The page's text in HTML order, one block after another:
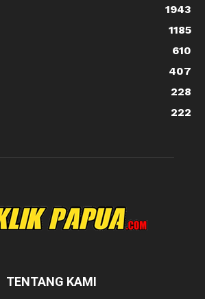
1943
1185
610
407
228
222
TENTANG KAMI